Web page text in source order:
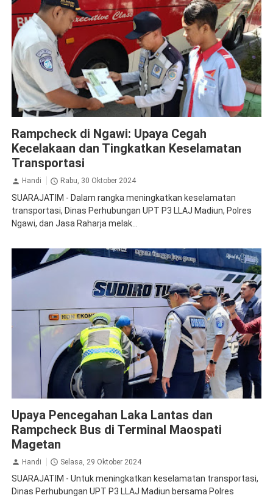
Rampcheck di Ngawi: Upaya Cegah
Kecelakaan dan Tingkatkan Keselamatan
Transportasi
Handi Rabu, 30 Oktober 2024
SUARAJATIM - Dalam rangka meningkatkan keselamatan
transportasi, Dinas Perhubungan UPT P3 LLAJ Madiun, Polres
Ngawi, dan Jasa Raharja melak...
Upaya Pencegahan Laka Lantas dan
Rampcheck Bus di Terminal Maospati
Magetan
Handi Selasa, 29 Oktober 2024
SUARAJATIM - Untuk meningkatkan keselamatan transportasi,
Dinas Perhubungan UPT P3 LLAJ Madiun bersama Polres